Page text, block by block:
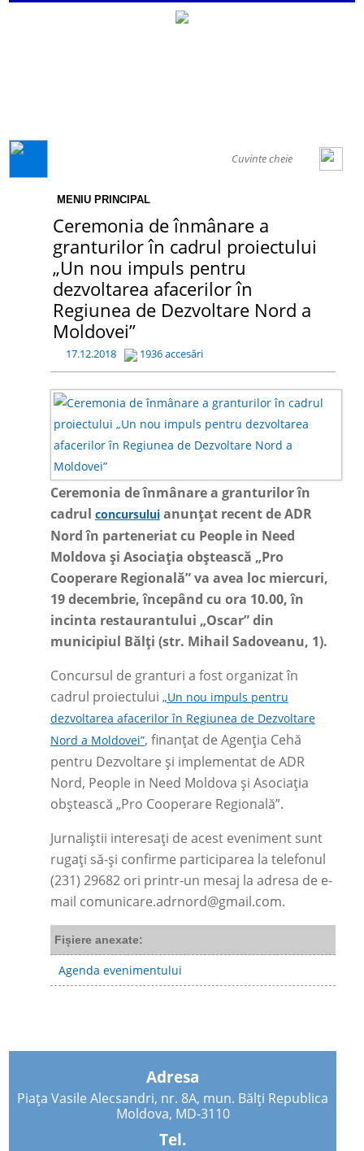
MENIU PRINCIPAL
Ceremonia de înmânare a
granturilor în cadrul proiectului
„Un nou impuls pentru
dezvoltarea afacerilor în
Regiunea de Dezvoltare Nord a
Moldovei”
17.12.2018 1936 accesări
Ceremonia de înmânare a granturilor în
cadrul concursuluianunțat recent de ADR
Nord în parteneriat cu People in Need
Moldova și Asociația obștească „Pro
Cooperare Regională” va avea loc miercuri,
19 decembrie, începând cu ora 10.00, în
incinta restaurantului „Oscar” din
municipiul Bălți (str. Mihail Sadoveanu, 1).
Concursul de granturi a fost organizat în
cadrul proiectului „Un nou impuls pentru
dezvoltarea afacerilor în Regiunea de Dezvoltare
Nord a Moldovei”, finanțat de Agenția Cehă
pentru Dezvoltare și implementat de ADR
Nord, People in Need Moldova și Asociația
obștească „Pro Cooperare Regională”.
Jurnaliștii interesați de acest eveniment sunt
rugați să-și confirme participarea la telefonul
(231) 29682 ori printr-un mesaj la adresa de e-
mail comunicare.adrnord@gmail.com.
Fișiere anexate:
Agenda evenimentului
Adresa
Piața Vasile Alecsandri, nr. 8A, mun. Bălți Republica
Moldova, MD-3110
Tel.